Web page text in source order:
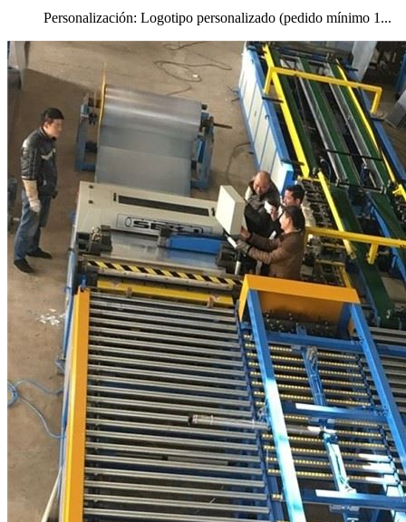
Personalización: Logotipo personalizado (pedido mínimo 1...